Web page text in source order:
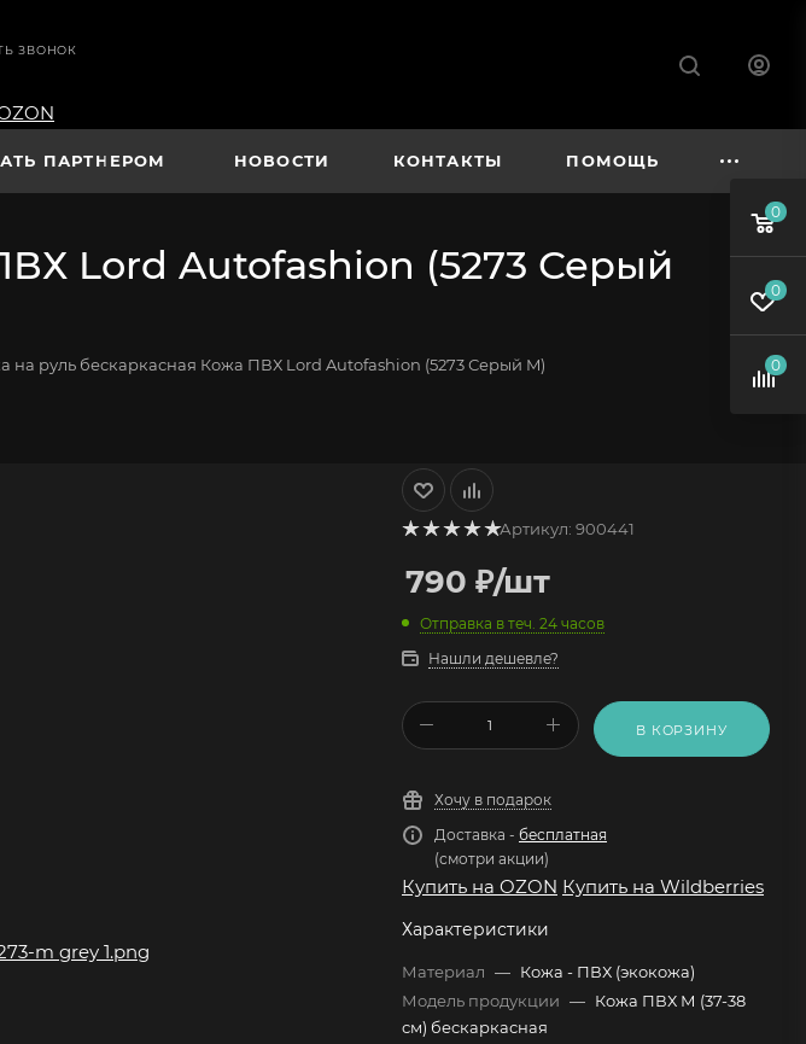
ЗВОНОК
ПАРТНЕРОМ НОВОСТИ КОНТАКТЫ ПОМОЩЬ
Lord Autofashion (5273 Серый
на руль бескаркасная Кожа ПВХ Lord Autofashion (5273 Серый M)
Артикул: 900441
790 ₽/шт
Отправка в теч. 24 часов
Нашли дешевле?
В КОРЗИНУ
Хочу в подарок
Доставка - бесплатная
(смотри акции)
Купить на OZON Купить на Wildberries
Характеристики
Материал — Кожа - ПВХ (экокожа)
Модель продукции — Кожа ПВХ М (37-38
см) бескаркасная
0
0
0